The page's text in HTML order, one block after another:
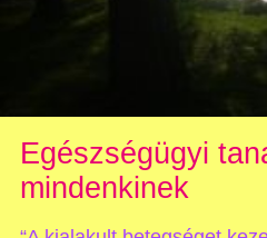
Egészségügyi
mindenkinek